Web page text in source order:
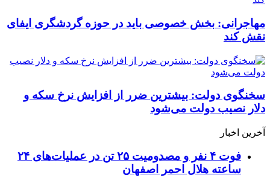
مهاجرانی: بخش خصوصی باید در حوزه گردشگری ایفای
نقش کند
سخنگوی دولت: بیشترین ضرر از افزایش نرخ سکه و
دلار نصیب دولت می‌شود
آخرین اخبار
فوت ۴ نفر و مصدومیت ۲۵ تن در عملیات‌های ۲۴
ساعته هلال احمر اصفهان